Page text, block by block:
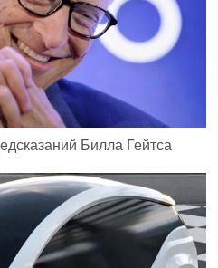
Билла Гейтса